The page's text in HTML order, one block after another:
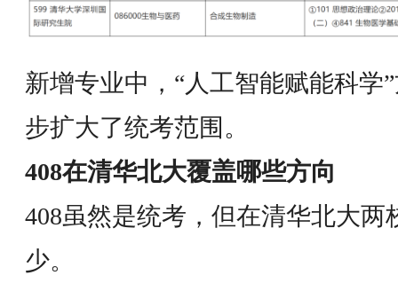
新增专业中，“人工智能赋能科学
步扩大了统考范围。
408在清华北大覆盖哪些方向
408虽然是统考，但在清华北大
少。